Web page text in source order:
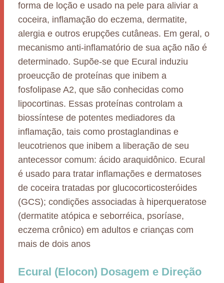
forma de loção e usado na pele para aliviar a
coceira, inflamação do eczema, dermatite,
alergia e outros erupções cutâneas. Em geral, o
mecanismo anti-inflamatório de sua ação não é
determinado. Supõe-se que Ecural induziu
proeucção de proteínas que inibem a
fosfolipase A2, que são conhecidas como
lipocortinas. Essas proteínas controlam a
biossíntese de potentes mediadores da
inflamação, tais como prostaglandinas e
leucotrienos que inibem a liberação de seu
antecessor comum: ácido araquidônico. Ecural
é usado para tratar inflamações e dermatoses
de coceira tratadas por glucocorticosteróides
(GCS); condições associadas à hiperqueratose
(dermatite atópica e seborréica, psoríase,
eczema crônico) em adultos e crianças com
mais de dois anos
Ecural (Elocon) Dosagem e Direção